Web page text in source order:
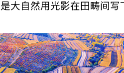
大自然用光影在田畴间